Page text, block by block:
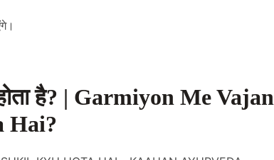
होता है? | Garmiyon Me Vajan
Hai?